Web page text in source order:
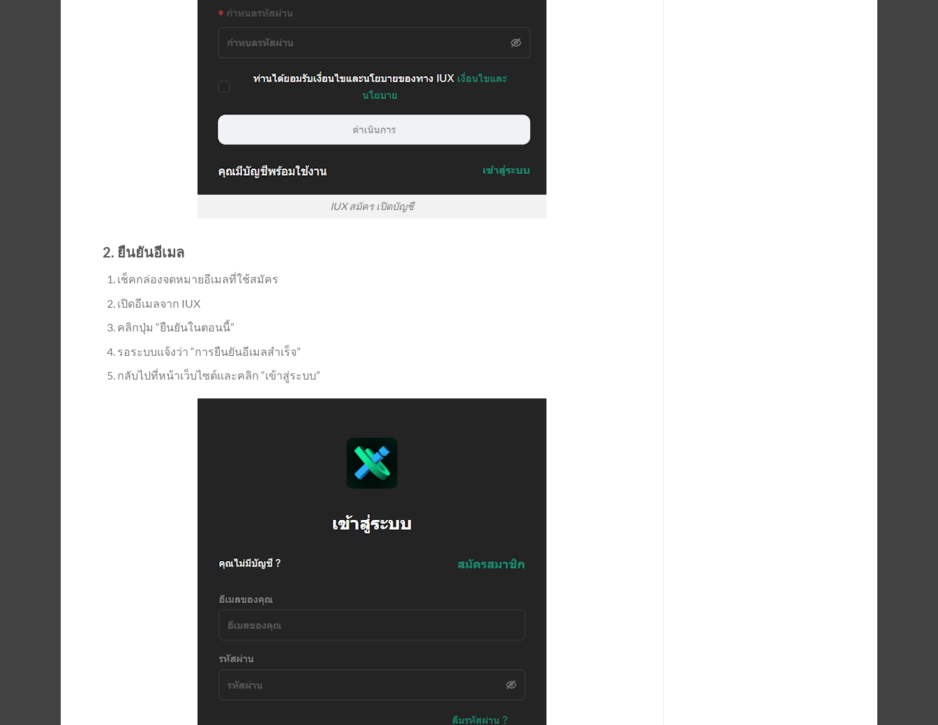
IUX สมัคร เปิดบัญชี
2. ยืนยันอีเมล
เช็คกล่องจดหมายอีเมลที่ใช้สมัคร
เปิดอีเมลจาก IUX
คลิกปุ่ม “ยืนยันในตอนนี้”
รอระบบแจ้งว่า “การยืนยันอีเมลสำเร็จ”
กลับไปที่หน้าเว็บไซต์และคลิก “เข้าสู่ระบบ”